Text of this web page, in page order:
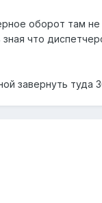
оборот там
что
завернуть